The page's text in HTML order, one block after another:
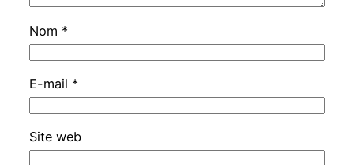
Nom *
E-mail *
Site web